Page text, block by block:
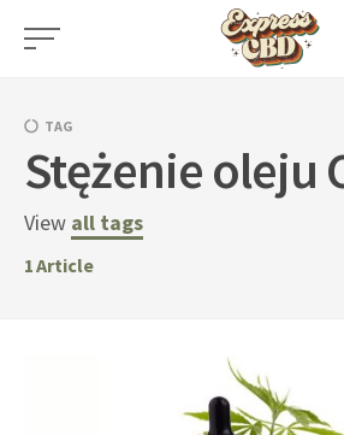
Skip
TAG
Stężenie oleju
View all tags
1Article